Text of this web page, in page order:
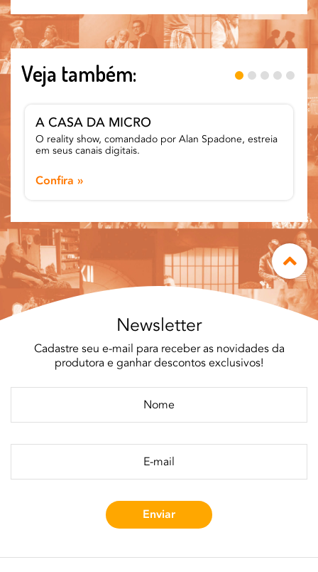
Veja também:
A CASA DA MICRO
O reality show, comandado por Alan Spadone, estreia
em seus canais digitais.
Confira »
Newsletter
Cadastre seu e-mail para receber as novidades da
produtora e ganhar descontos exclusivos!